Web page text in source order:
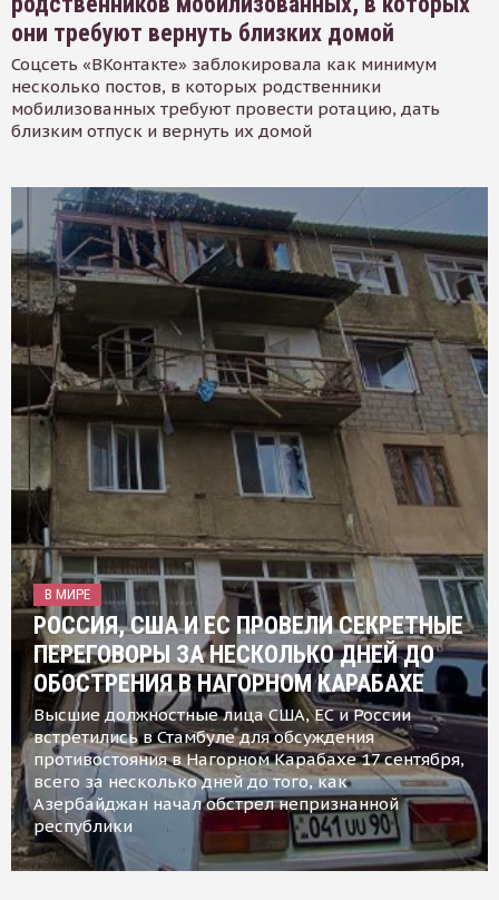
они требуют вернуть близких домой
Соцсеть «ВКонтакте» заблокировала как минимум
несколько постов, в которых родственники
мобилизованных требуют провести ротацию, дать
близким отпуск и вернуть их домой
В МИРЕ
РОССИЯ, США И ЕС ПРОВЕЛИ СЕКРЕТНЫЕ
ПЕРЕГОВОРЫ ЗА НЕСКОЛЬКО ДНЕЙ ДО
ОБОСТРЕНИЯ В НАГОРНОМ КАРАБАХЕ
Высшие должностные лица США, ЕС и России
встретились в Стамбуле для обсуждения
противостояния в Нагорном Карабахе 17 сентября,
всего за несколько дней до того, как
Азербайджан начал обстрел непризнанной
республики